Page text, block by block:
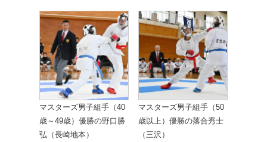
マスターズ男子組手（40
歳～49歳）優勝の野口勝
弘（長崎地本）
マスターズ男子組手（50
歳以上）優勝の落合秀士
（三沢）